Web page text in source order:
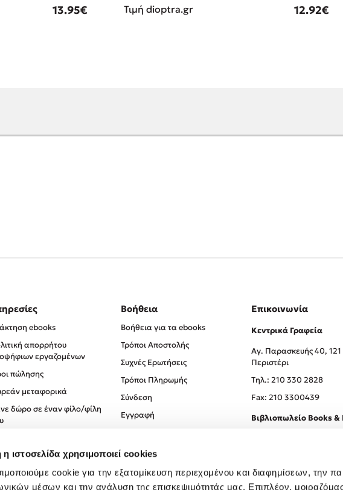
η ιστοσελίδα χρησιμοποιεί cookies
cookie για την εξατομίκευση περιεχομένου και διαφημίσεων, την
μέσων και την ανάλυση της επισκεψιμότητάς μας. Επιπλέον,
13.95€
Τιμή dioptra.gr
12.92€
ebooks
απορρήτου
εργαζομένων
πώλησης
μεταφορικά
δώρο σε έναν φίλο/φίλη
Απορρήτου
χρήσης
Βοήθεια
Βοήθεια για τα ebooks
Τρόποι Αποστολής
Συχνές Ερωτήσεις
Τρόποι Πληρωμής
Σύνδεση
Εγγραφή
Επικοινωνία
Κεντρικά Γραφεία
Αγ. Παρασκευής 40, 121
Περιστέρι
Tηλ.: 210 330 2828
Fax: 210 3300439
Βιβλιοπωλείο Books &